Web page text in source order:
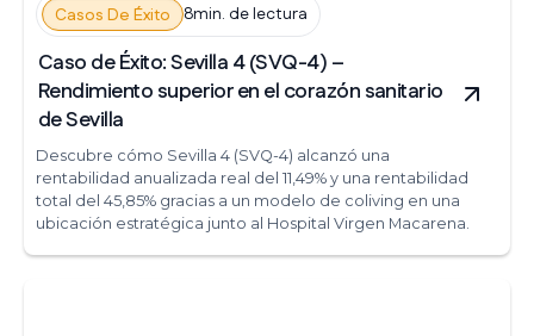
Casos De Éxito 8min. de lectura
Caso de Éxito: Sevilla 4 (SVQ-4) –
Rendimiento superior en el corazón sanitario
de Sevilla
Descubre cómo Sevilla 4 (SVQ-4) alcanzó una
rentabilidad anualizada real del 11,49% y una rentabilidad
total del 45,85% gracias a un modelo de coliving en una
ubicación estratégica junto al Hospital Virgen Macarena.